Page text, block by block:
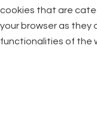
cookies that are
your browser as they
functionalities of the